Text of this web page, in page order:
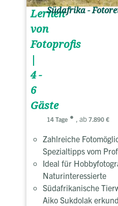
Lernen
von
Fotoprofis
|
4 -
6
Gäste
Südafrika -
14 Tage , ab 7.890 €
Zahlreiche
Spezialtipps vom
Ideal für
Naturinteressierte
Südafrikanische
Aiko Sukdolak